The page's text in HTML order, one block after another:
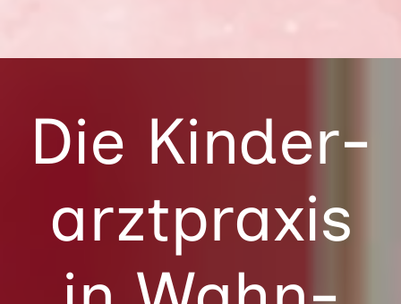
Die Kinder­
arzt­praxis